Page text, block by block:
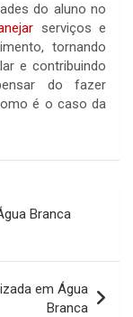
do aluno no
serviços e
tornando
e contribuindo
do fazer
é o caso da
Branca
em Água
Branca